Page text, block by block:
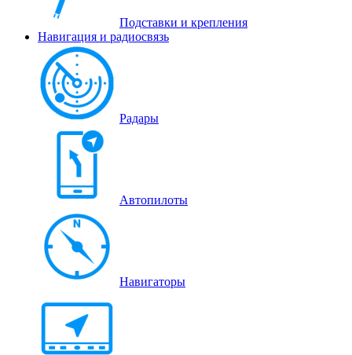
Подставки и крепления
Навигация и радиосвязь
Радары
Автопилоты
Навигаторы